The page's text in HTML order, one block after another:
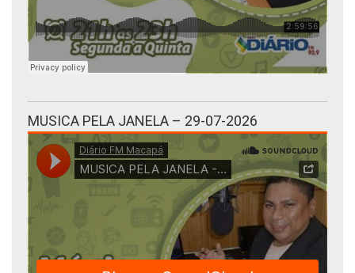
MUSICA PELA JANELA – 29-07-2026